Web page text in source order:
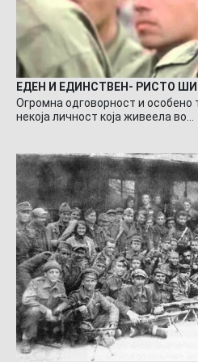
ЕДЕН И ЕДИНСТВЕН- РИСТО
Огромна одговорност и особено
некоја личност која живеела во…